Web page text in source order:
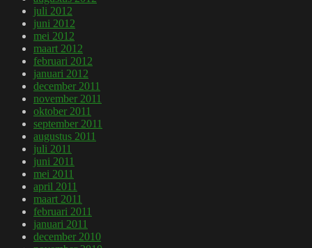
juli 2012
juni 2012
mei 2012
maart 2012
februari 2012
januari 2012
december 2011
november 2011
oktober 2011
september 2011
augustus 2011
juli 2011
juni 2011
mei 2011
april 2011
maart 2011
februari 2011
januari 2011
december 2010